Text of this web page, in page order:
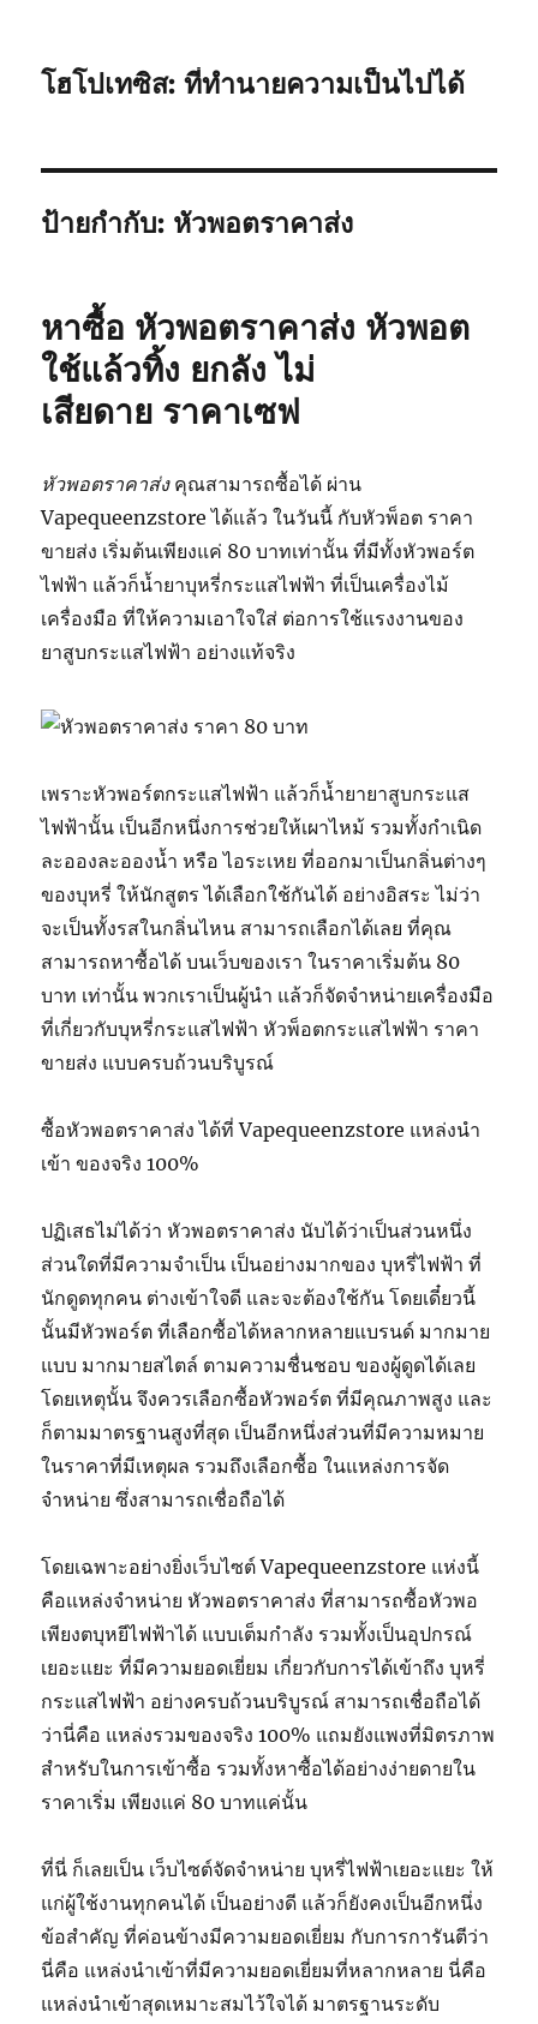
โฮโปเทซิส: ที่ทำนายความเป็นไปได้
ป้ายกำกับ: หัวพอตราคาส่ง
หาซื้อ หัวพอตราคาส่ง หัวพอต
ใช้แล้วทิ้ง ยกลัง ไม่
เสียดาย ราคาเซฟ
หัวพอตราคาส่งคุณสามารถซื้อได้ ผ่าน
Vapequeenzstore ได้แล้ว ในวันนี้ กับหัวพ็อต ราคา
ขายส่ง เริ่มต้นเพียงแค่ 80 บาทเท่านั้น ที่มีทั้งหัวพอร์ต
ไฟฟ้า แล้วก็น้ำยาบุหรี่กระแสไฟฟ้า ที่เป็นเครื่องไม้
เครื่องมือ ที่ให้ความเอาใจใส่ ต่อการใช้แรงงานของ
ยาสูบกระแสไฟฟ้า อย่างแท้จริง
เพราะหัวพอร์ตกระแสไฟฟ้า แล้วก็น้ำยายาสูบกระแส
ไฟฟ้านั้น เป็นอีกหนึ่งการช่วยให้เผาไหม้ รวมทั้งกำเนิด
ละอองละอองน้ำ หรือ ไอระเหย ที่ออกมาเป็นกลิ่นต่างๆ
ของบุหรี่ ให้นักสูตร ได้เลือกใช้กันได้ อย่างอิสระ ไม่ว่า
จะเป็นทั้งรสในกลิ่นไหน สามารถเลือกได้เลย ที่คุณ
สามารถหาซื้อได้ บนเว็บของเรา ในราคาเริ่มต้น 80
บาท เท่านั้น พวกเราเป็นผู้นำ แล้วก็จัดจำหน่ายเครื่องมือ
ที่เกี่ยวกับบุหรี่กระแสไฟฟ้า หัวพ็อตกระแสไฟฟ้า ราคา
ขายส่ง แบบครบถ้วนบริบูรณ์
ซื้อหัวพอตราคาส่ง ได้ที่ Vapequeenzstore แหล่งนำ
เข้า ของจริง 100%
ปฏิเสธไม่ได้ว่า หัวพอตราคาส่ง นับได้ว่าเป็นส่วนหนึ่ง
ส่วนใดที่มีความจำเป็น เป็นอย่างมากของ บุหรี่ไฟฟ้า ที่
นักดูดทุกคน ต่างเข้าใจดี และจะต้องใช้กัน โดยเดี๋ยวนี้
นั้นมีหัวพอร์ต ที่เลือกซื้อได้หลากหลายแบรนด์ มากมาย
แบบ มากมายสไตล์ ตามความชื่นชอบ ของผู้ดูดได้เลย
โดยเหตุนั้น จึงควรเลือกซื้อหัวพอร์ต ที่มีคุณภาพสูง และ
ก็ตามมาตรฐานสูงที่สุด เป็นอีกหนึ่งส่วนที่มีความหมาย
ในราคาที่มีเหตุผล รวมถึงเลือกซื้อ ในแหล่งการจัด
จำหน่าย ซึ่งสามารถเชื่อถือได้
โดยเฉพาะอย่างยิ่งเว็บไซต์ Vapequeenzstore แห่งนี้
คือแหล่งจำหน่าย หัวพอตราคาส่ง ที่สามารถซื้อหัวพอ
เพียงตบุหยีไฟฟ้าได้ แบบเต็มกำลัง รวมทั้งเป็นอุปกรณ์
เยอะแยะ ที่มีความยอดเยี่ยม เกี่ยวกับการได้เข้าถึง บุหรี่
กระแสไฟฟ้า อย่างครบถ้วนบริบูรณ์ สามารถเชื่อถือได้
ว่านี่คือ แหล่งรวมของจริง 100% แถมยังแพงที่มิตรภาพ
สำหรับในการเข้าซื้อ รวมทั้งหาซื้อได้อย่างง่ายดายใน
ราคาเริ่ม เพียงแค่ 80 บาทแค่นั้น
ที่นี่ ก็เลยเป็น เว็บไซต์จัดจำหน่าย บุหรี่ไฟฟ้าเยอะแยะ ให้
แก่ผู้ใช้งานทุกคนได้ เป็นอย่างดี แล้วก็ยังคงเป็นอีกหนึ่ง
ข้อสำคัญ ที่ค่อนข้างมีความยอดเยี่ยม กับการการันตีว่า
นี่คือ แหล่งนำเข้าที่มีความยอดเยี่ยมที่หลากหลาย นี่คือ
แหล่งนำเข้าสุดเหมาะสมไว้ใจได้ มาตรฐานระดับ